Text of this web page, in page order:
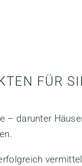
FÜR
– darunter